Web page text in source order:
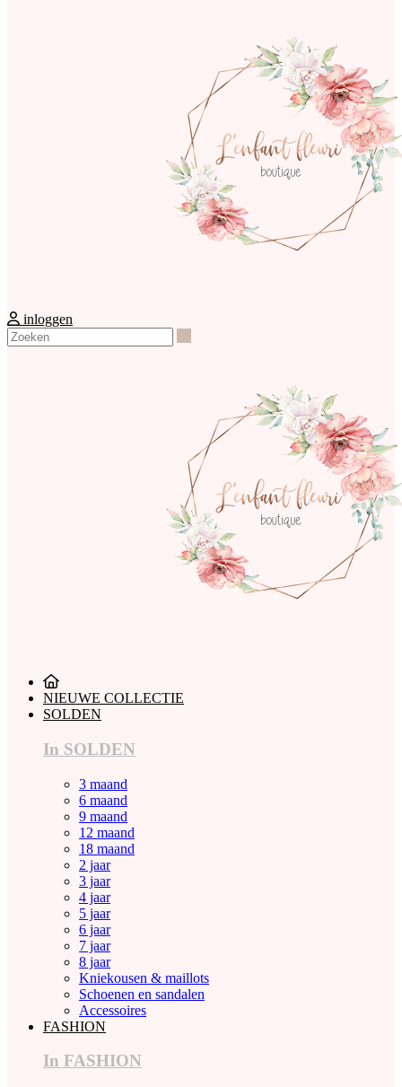
inloggen
NIEUWE COLLECTIE
SOLDEN
In SOLDEN
3 maand
6 maand
9 maand
12 maand
18 maand
2 jaar
3 jaar
4 jaar
5 jaar
6 jaar
7 jaar
8 jaar
Kniekousen & maillots
Schoenen en sandalen
Accessoires
FASHION
In FASHION